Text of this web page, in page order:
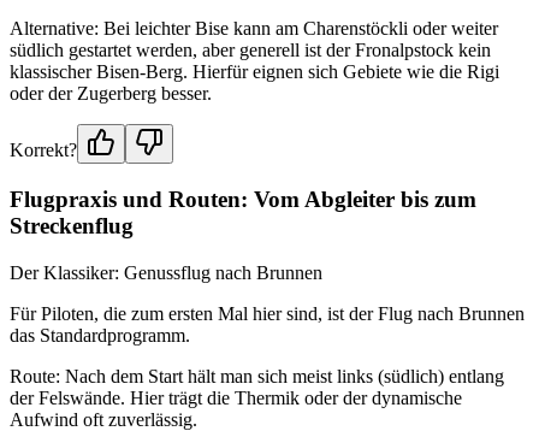
Alternative: Bei leichter Bise kann am Charenstöckli oder weiter
südlich gestartet werden, aber generell ist der Fronalpstock kein
klassischer Bisen-Berg. Hierfür eignen sich Gebiete wie die Rigi
oder der Zugerberg besser.
Korrekt?
Flugpraxis und Routen: Vom Abgleiter bis zum
Streckenflug
Der Klassiker: Genussflug nach Brunnen
Für Piloten, die zum ersten Mal hier sind, ist der Flug nach Brunnen
das Standardprogramm.
Route: Nach dem Start hält man sich meist links (südlich) entlang
der Felswände. Hier trägt die Thermik oder der dynamische
Aufwind oft zuverlässig.